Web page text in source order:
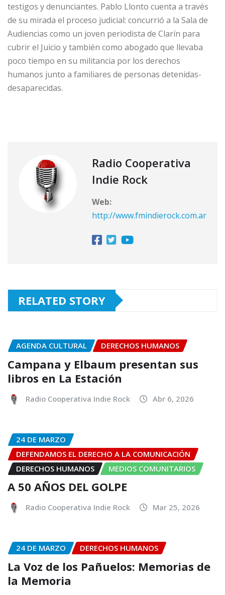
testigos y denunciantes. Pablo Llonto cuenta a través
de su mirada el proceso judicial: concurrió a la Sala de
Audiencias como un joven periodista de Clarín para
cubrir el Juicio y también como abogado que llevaba
poco tiempo en su militancia por los derechos
humanos junto a familiares de personas detenidas-
desaparecidas.
Radio Cooperativa
Indie Rock
Web:
http://www.fmindierock.com.ar
RELATED STORY
AGENDA CULTURAL DERECHOS HUMANOS
Campana y Elbaum presentan sus
libros en La Estación
Radio Cooperativa Indie Rock Abr 6, 2026
24 DE MARZO
DEFENDAMOS EL DERECHO A LA COMUNICACIÓN
DERECHOS HUMANOS
MEDIOS COMUNITARIOS
A 50 AÑOS DEL GOLPE
Radio Cooperativa Indie Rock Mar 25, 2026
24 DE MARZO DERECHOS HUMANOS
La Voz de los Pañuelos: Memorias de
la Memoria